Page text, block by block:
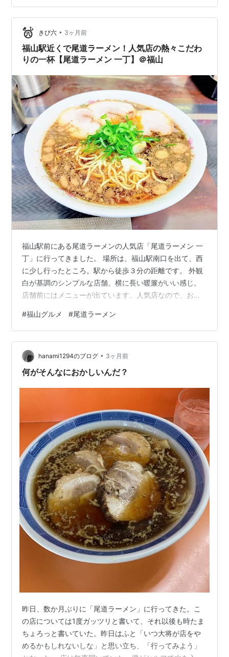
と楽しめる道具”があるだけでも、散歩のきっかけになる
のかもしれませんね。 丸ぼし店舗前写真 そして尾道に帰
れば、やはり外せないのが尾道ラ…
きび六 • 3ヶ月前
福山駅近くで尾道ラーメン！人気店の熱々こだわ
りの一杯【尾道ラーメン 一丁】＠福山
福山駅前にある尾道ラーメンの人気店「尾道ラーメン 一
丁」に行ってきました。 場所は、福山駅南口を出て、西
に少し行ったところ。駅から徒歩３分の距離です。 外観
白が基調のシンプルな店舗。横に長い暖簾がいい感じ。
店舗前にはメニューが出ています。人気店なので、お昼
隈は、渋い飲食店が並んでいて、見て回るだけでも楽し
いです。 店内 店内は、Ｊ字型のカウンター席のみ。ひと
りでも入りやすい雰囲気ですが、逆にグループで一緒に
食べるのは難しいかも。券売機で食券を買ってから席に
着きます。デカい寸胴鍋が３つ並んでいて、期待が高ま
#福山グルメ #尾道ラーメン
hanami1294のブログ • 3ヶ月前
何がそんなにおかしいんだ？
昨日、数か月ぶりに「尾道ラーメン」に行ってきた。こ
の店については1度ガッツリと書いて、それ以後も時たま
ちょろっと書いていた。昨日はふと「いつ大将が店をや
めるかもしれないしな」と思い立ち、「行ってみよう」